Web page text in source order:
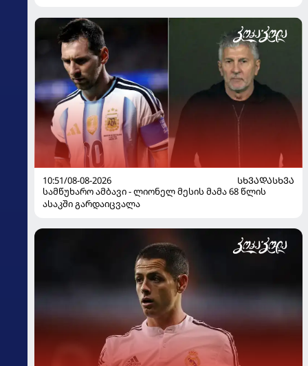
10:51/08-08-2026
ᲡᲮᲕᲐᲓᲐᲡᲮᲕᲐ
სამწუხარო ამბავი - ლიონელ მესის მამა 68 წლის
ასაკში გარდაიცვალა